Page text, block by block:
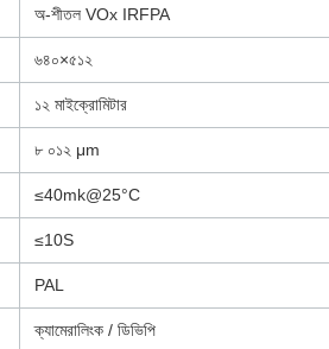
অ-শীতল VOx IRFPA
৬৪০×৫১২
১২ মাইক্রোমিটার
৮ ০১২ μm
≤40mk@25°C
≤10S
PAL
ক্যামেরালিংক / ডিভিপি